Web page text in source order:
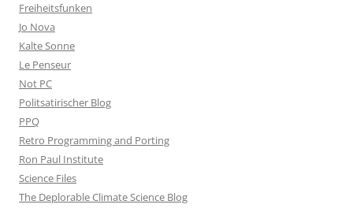
Freiheitsfunken
Jo Nova
Kalte Sonne
Le Penseur
Not PC
Politsatirischer Blog
PPQ
Retro Programming and Porting
Ron Paul Institute
Science Files
The Deplorable Climate Science Blog